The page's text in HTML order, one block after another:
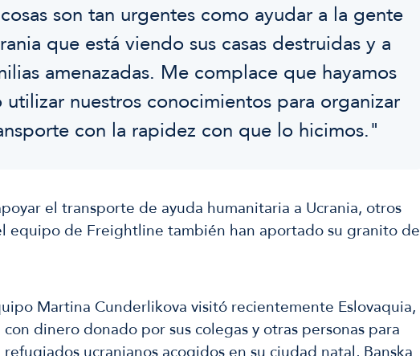
son tan urgentes como ayudar a la gente
que está viendo sus casas destruidas y a
amenazadas. Me complace que hayamos
nuestros conocimientos para organizar
con la rapidez con que lo hicimos."
el transporte de ayuda humanitaria a Ucrania, otros
equipo de Freightline también han aportado su granito de
Martina Cunderlikova visitó recientemente Eslovaquia,
con dinero donado por sus colegas y otras personas para
refugiados ucranianos acogidos en su ciudad natal, Banska